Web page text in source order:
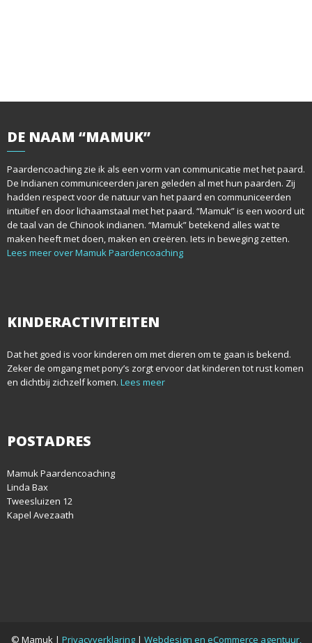
DE NAAM “MAMUK”
Paardencoaching zie ik als een vorm van communicatie met het paard.
De Indianen communiceerden jaren geleden al met hun paarden. Zij
hadden respect voor de natuur van het paard en communiceerden
intuïtief en door lichaamstaal met het paard. “Mamuk” is een woord uit
de taal van de Chinook indianen. “Mamuk” betekend alles wat te
maken heeft met doen, maken en creëren. Iets in beweging zetten.
Lees meer over Mamuk Paardencoaching
KINDERACTIVITEITEN
Dat het goed is voor kinderen om met dieren om te gaan is bekend.
Zeker de omgang met pony’s zorgt ervoor dat kinderen tot rust komen
en dichtbij zichzelf komen. Lees meer
POSTADRES
Mamuk Paardencoaching
Linda Bax
Tweesluizen 12
Kapel Avezaath
© Mamuk | Privacyverklaring| Webdesign en eCommerce agentuur,